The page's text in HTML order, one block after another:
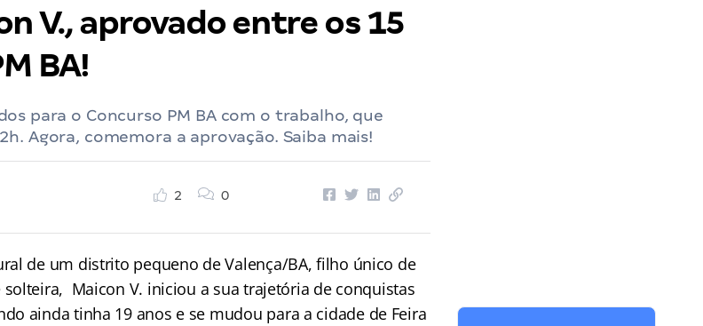
V., aprovado entre os 15
BA!
para o Concurso PM BA com o trabalho, que
Agora, comemora a aprovação. Saiba mais!
2 0
de um distrito pequeno de Valença/BA, filho único de
solteira, Maicon V. iniciou a sua trajetória de conquistas
ainda tinha 19 anos e se mudou para a cidade de Feira